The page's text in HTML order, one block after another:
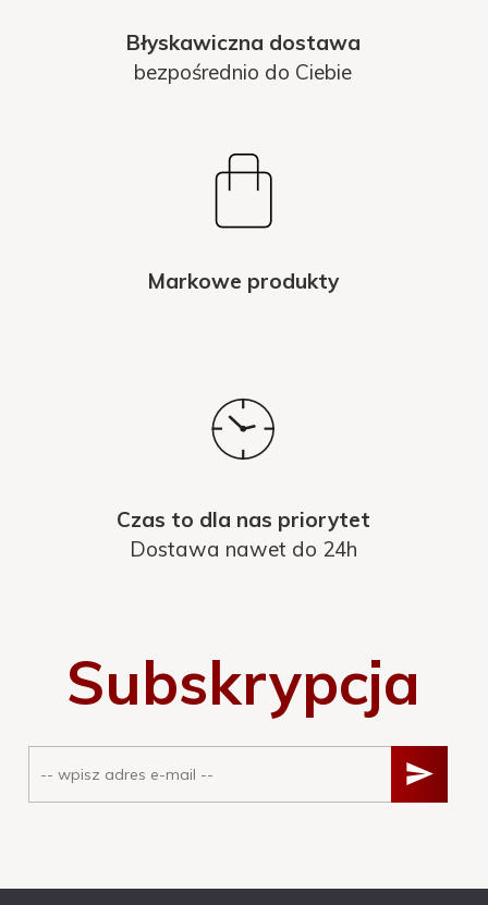
Błyskawiczna dostawa
bezpośrednio do Ciebie
Markowe produkty
Czas to dla nas priorytet
Dostawa nawet do 24h
Subskrypcja